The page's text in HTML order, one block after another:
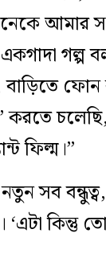
আমার
গল্প
বাড়িতে
করতে
ফিল্ম।’’
সব
কিন্তু